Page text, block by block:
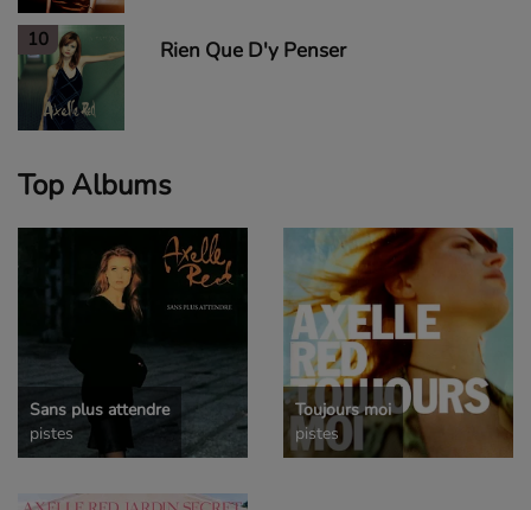
10 Rien Que D'y Penser
Top Albums
Sans plus attendre
pistes
Toujours moi
pistes